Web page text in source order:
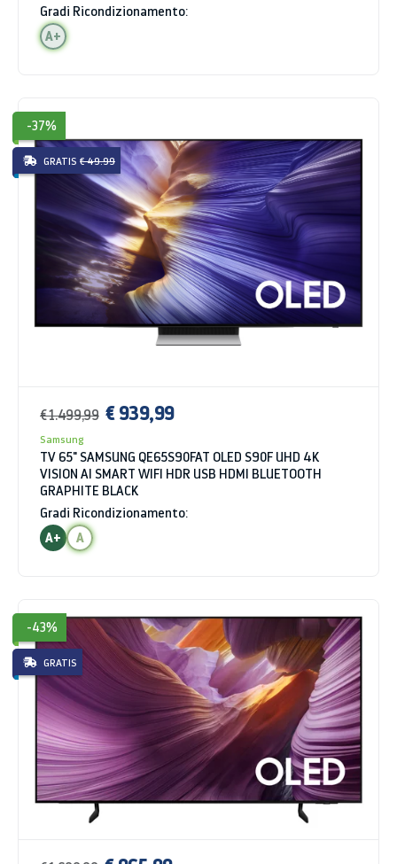
Gradi Ricondizionamento:
A+
-37%
GRATIS € 49.99
€ 1.499,99 € 939,99
Samsung
TV 65" SAMSUNG QE65S90FAT OLED S90F UHD 4K
VISION AI SMART WIFI HDR USB HDMI BLUETOOTH
GRAPHITE BLACK
Gradi Ricondizionamento:
A+
A
-43%
GRATIS